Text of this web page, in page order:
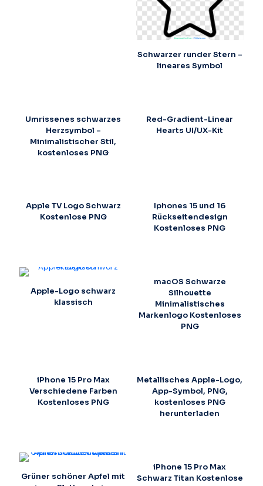
Schwarzer runder Stern –
lineares Symbol
Umrissenes schwarzes
Herzsymbol –
Minimalistischer Stil,
kostenloses PNG
Red-Gradient-Linear
Hearts UI/UX-Kit
Apple TV Logo Schwarz
Kostenlose PNG
Iphones 15 und 16
Rückseitendesign
Kostenloses PNG
Apple-Logo schwarz
klassisch
macOS Schwarze
Silhouette
Minimalistisches
Markenlogo Kostenloses
PNG
iPhone 15 Pro Max
Verschiedene Farben
Kostenloses PNG
Metallisches Apple-Logo,
App-Symbol, PNG,
kostenloses PNG
herunterladen
Grüner schöner Apfel mit
iPhone 15 Pro Max
Schwarz Titan Kostenlose